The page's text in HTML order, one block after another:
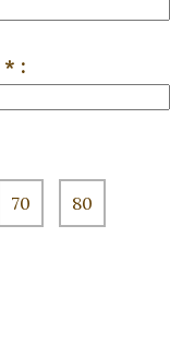
* :
70 80